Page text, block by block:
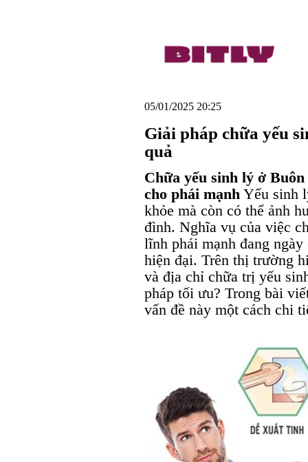
05/01/2025 20:25
Giải pháp chữa yếu
quả
Chữa yếu sinh lý ở
cho phái mạnh Yếu sinh
khỏe mà còn có thể ảnh
đình. Nghĩa vụ của việc
lĩnh phái mạnh đang
hiện đại. Trên thị trường
và địa chỉ chữa trị yếu
pháp tối ưu? Trong bài
vấn đề này một cách chi